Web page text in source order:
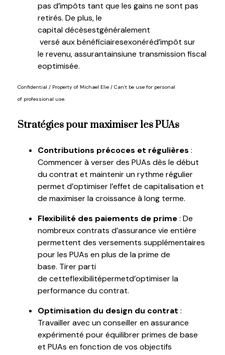
pas d’impôts tant que les gains ne sont pas
retirés. De plus, le
capitaldécèsestgénéralement
versé auxbénéficiairesexonéréd’impôt sur
le revenu,assurantainsiune transmissionfiscal
eoptimisée.
Confidential / Property of Michael Elie / Can’t be use for personal
of professional use.
Stratégiespour maximiser les PUAs
Contributions précoces et régulières :
Commencer à verser des PUAs dès le début
du contrat et maintenir un rythme régulier
permet d’optimiser l’effet de capitalisation et
de maximiser la croissance à long terme.
Flexibilité des paiements de prime: De
nombreux contrats d’assurance vie entière
permettent des versements supplémentaires
pour les PUAs en plus de la prime de
base. Tirerparti
de cetteflexibilitépermetd’optimiserla
performance ducontrat.
Optimisation du design du contrat :
Travailler avec un conseiller en assurance
expérimenté pour équilibrer primes de base
et PUAs en fonction de vos objectifs